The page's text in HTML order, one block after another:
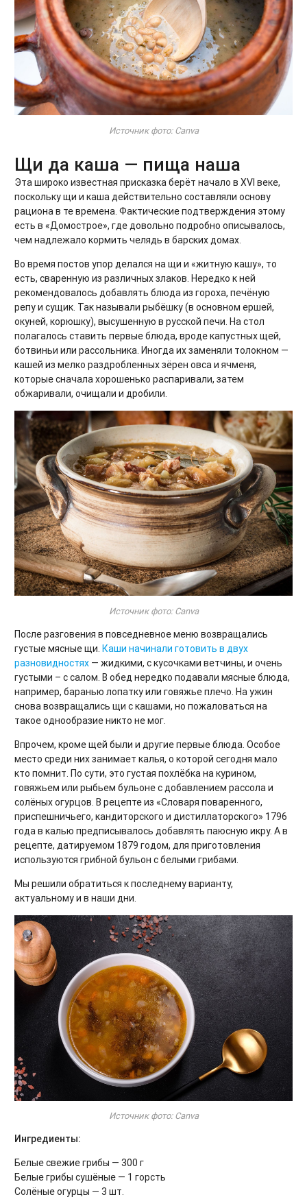
Источник фото: Canva
Щи да каша — пища наша
Эта широко известная присказка берёт начало в XVI веке,
поскольку щи и каша действительно составляли основу
рациона в те времена. Фактические подтверждения этому
есть в «Домострое», где довольно подробно описывалось,
чем надлежало кормить челядь в барских домах.
Во время постов упор делался на щи и «житную кашу», то
есть, сваренную из различных злаков. Нередко к ней
рекомендовалось добавлять блюда из гороха, печёную
репу и сущик. Так называли рыбёшку (в основном ершей,
окуней, корюшку), высушенную в русской печи. На стол
полагалось ставить первые блюда, вроде капустных щей,
ботвиньи или рассольника. Иногда их заменяли толокном —
кашей из мелко раздробленных зёрен овса и ячменя,
которые сначала хорошенько распаривали, затем
обжаривали, очищали и дробили.
Источник фото: Canva
После разговения в повседневное меню возвращались
густые мясные щи. Каши начинали готовить в двух
разновидностях — жидкими, с кусочками ветчины, и очень
густыми – с салом. В обед нередко подавали мясные блюда,
например, баранью лопатку или говяжье плечо. На ужин
снова возвращались щи с кашами, но пожаловаться на
такое однообразие никто не мог.
Впрочем, кроме щей были и другие первые блюда. Особое
место среди них занимает калья, о которой сегодня мало
кто помнит. По сути, это густая похлёбка на курином,
говяжьем или рыбьем бульоне с добавлением рассола и
солёных огурцов. В рецепте из «Словаря поваренного,
приспешничьего, кандиторского и дистиллаторского» 1796
года в калью предписывалось добавлять паюсную икру. А в
рецепте, датируемом 1879 годом, для приготовления
используются грибной бульон с белыми грибами.
Мы решили обратиться к последнему варианту,
актуальному и в наши дни.
Источник фото: Canva
Ингредиенты:
Белые свежие грибы — 300 г
Белые грибы сушёные — 1 горсть
Солёные огурцы — 3 шт.